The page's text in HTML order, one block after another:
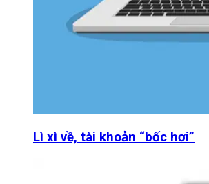
Lì xì về, tài khoản “bốc hơi”